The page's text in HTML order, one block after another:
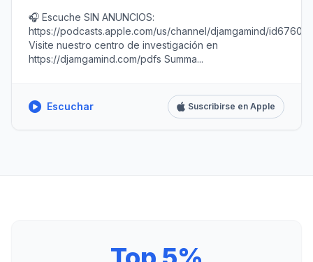
🎧 Escuche SIN ANUNCIOS:
https://podcasts.apple.com/us/channel/djamgamind/
Visite nuestro centro de investigación en
https://djamgamind.com/pdfs Summa...
Escuchar Suscribirse en Apple